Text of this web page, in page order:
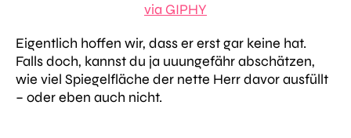
via GIPHY
Eigentlich hoffen wir, dass er erst gar keine hat.
Falls doch, kannst du ja uuungefähr abschätzen,
wie viel Spiegelfläche der nette Herr davor ausfüllt
– oder eben auch nicht.